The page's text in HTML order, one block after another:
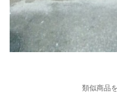
類似商品